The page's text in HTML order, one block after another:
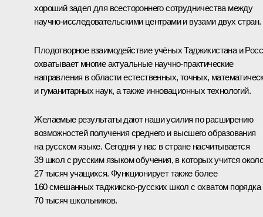
хороший задел для всестороннего сотрудничества между
научно-исследовательскими центрами и вузами двух стран.
Плодотворное взаимодействие учёных Таджикистана и
охватывает многие актуальные научно-практические
направления в области естественных, точных,
и гуманитарных наук, а также инновационных технологий.
Желаемые результаты дают наши усилия по расширению
возможностей получения среднего и высшего образования
на русском языке. Сегодня у нас в стране насчитывается
39 школ с русским языком обучения, в которых учится
27 тысяч учащихся. Функционирует также более
160 смешанных таджикско-русских школ с охватом порядка
70 тысяч школьников.